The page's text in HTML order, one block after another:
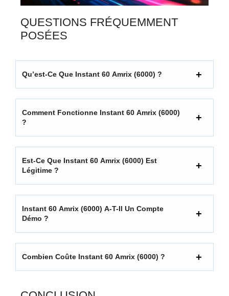
QUESTIONS FRÉQUEMMENT
POSÉES
Qu’est-Ce Que Instant 60 Amrix (6000) ?
Comment Fonctionne Instant 60 Amrix (6000)
?
Est-Ce Que Instant 60 Amrix (6000) Est
Légitime ?
Instant 60 Amrix (6000) A-T-Il Un Compte
Démo ?
Combien Coûte Instant 60 Amrix (6000) ?